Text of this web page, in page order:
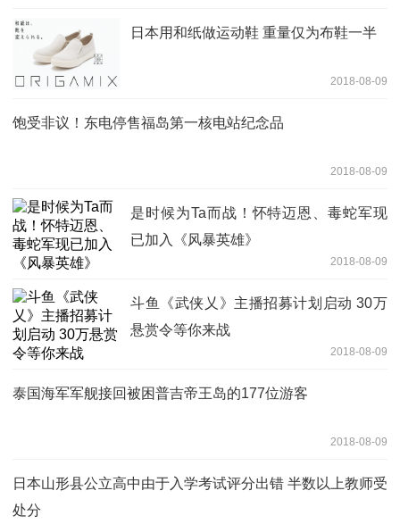
日本用和纸做运动鞋 重量仅为布鞋一半
2018-08-09
饱受非议！东电停售福岛第一核电站纪念品
2018-08-09
是时候为Ta而战！怀特迈恩、毒蛇军现
已加入《风暴英雄》
2018-08-09
斗鱼《武侠乂》主播招募计划启动 30万
悬赏令等你来战
2018-08-09
泰国海军军舰接回被困普吉帝王岛的177位游客
2018-08-09
日本山形县公立高中由于入学考试评分出错 半数以上教师受
处分